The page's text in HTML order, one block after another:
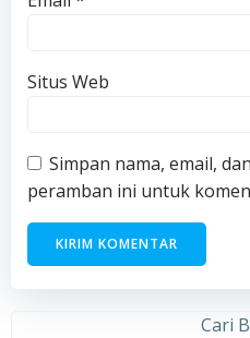
Situs Web
Simpan nama, email,
peramban ini untuk
Cari